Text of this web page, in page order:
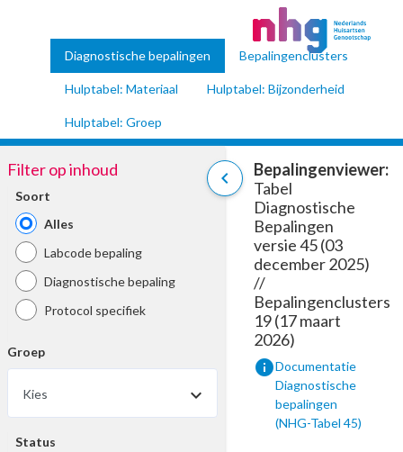
Diagnostische bepalingen Bepalingenclusters
Hulptabel: Materiaal Hulptabel: Bijzonderheid
Hulptabel: Groep
chevron_left
Filter op inhoud
Soort
Alles
Labcode bepaling
Diagnostische bepaling
Protocol specifiek
Groep
Kies
Status
Bepalingenviewer:
Tabel
Diagnostische
Bepalingen
versie 45 (03
december 2025)
//
Bepalingenclusters
19 (17 maart
2026)
infoDocumentatie
Diagnostische
bepalingen
(NHG-Tabel 45)